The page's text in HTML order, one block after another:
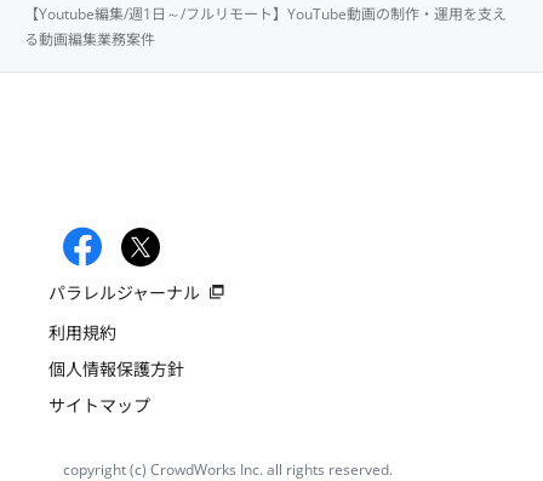
【Youtube編集/週1日～/フルリモート】YouTube動画の制作・運用を支え
る動画編集業務案件
パラレルジャーナル
利用規約
個人情報保護方針
サイトマップ
copyright (c) CrowdWorks Inc. all rights reserved.